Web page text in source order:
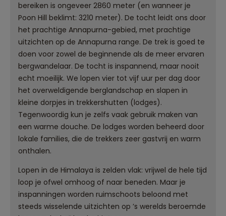
bereiken is ongeveer 2860 meter (en wanneer je
Poon Hill beklimt: 3210 meter). De tocht leidt ons door
het prachtige Annapurna-gebied, met prachtige
uitzichten op de Annapurna range. De trek is goed te
doen voor zowel de beginnende als de meer ervaren
bergwandelaar. De tocht is inspannend, maar nooit
echt moeilijk. We lopen vier tot vijf uur per dag door
het overweldigende berglandschap en slapen in
kleine dorpjes in trekkershutten (lodges).
Tegenwoordig kun je zelfs vaak gebruik maken van
een warme douche. De lodges worden beheerd door
lokale families, die de trekkers zeer gastvrij en warm
onthalen.
Lopen in de Himalaya is zelden vlak: vrijwel de hele tijd
loop je ofwel omhoog of naar beneden. Maar je
inspanningen worden ruimschoots beloond met
steeds wisselende uitzichten op ’s werelds beroemde